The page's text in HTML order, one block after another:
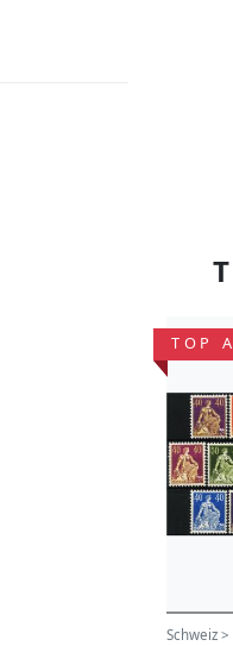
TOP
Schweiz